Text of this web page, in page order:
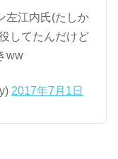
左江内氏(たしか
してたんだけど
ww
2017年7月1日